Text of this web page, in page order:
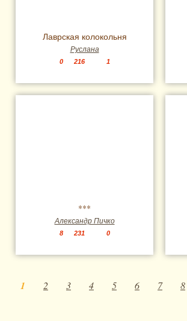
Лаврская колокольня
Руслана
0 216 1
***
Александр Пичко
8 231 0
1 2 3 4 5 6 7 8